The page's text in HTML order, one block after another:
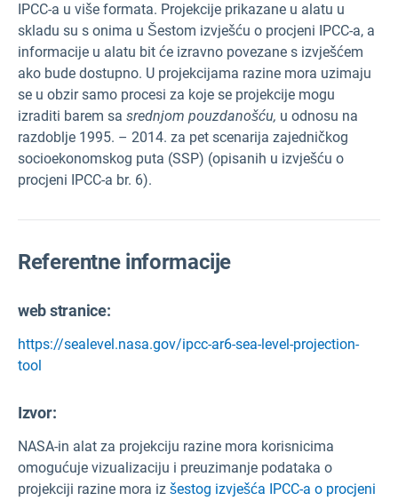
IPCC-a u više formata. Projekcije prikazane u alatu u
skladu su s onima u Šestom izvješću o procjeni IPCC-a, a
informacije u alatu bit će izravno povezane s izvješćem
ako bude dostupno. U projekcijama razine mora uzimaju
se u obzir samo procesi za koje se projekcije mogu
izraditi barem sa srednjom pouzdanošću, u odnosu na
razdoblje 1995. – 2014. za pet scenarija zajedničkog
socioekonomskog puta (SSP) (opisanih u izvješću o
procjeni IPCC-a br. 6).
Referentne informacije
web stranice:
https://sealevel.nasa.gov/ipcc-ar6-sea-level-projection-
tool
Izvor:
NASA-in alat za projekciju razine mora korisnicima
omogućuje vizualizaciju i preuzimanje podataka o
projekciji razine mora iz šestog izvješća IPCC-a o procjeni